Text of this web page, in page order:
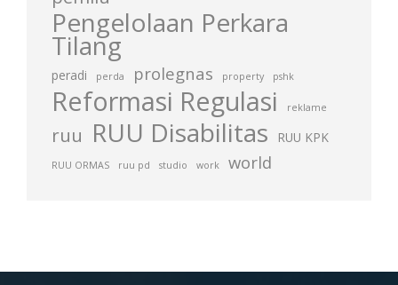
Pengelolaan Perkara
Tilang
peradi perda prolegnas property pshk
Reformasi Regulasi reklame
ruu RUU Disabilitas RUU KPK
RUU ORMAS ruu pd studio work world